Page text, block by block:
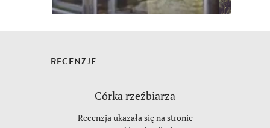
RECENZJE
Córka rzeźbiarza
Recenzja ukazała się na stronie